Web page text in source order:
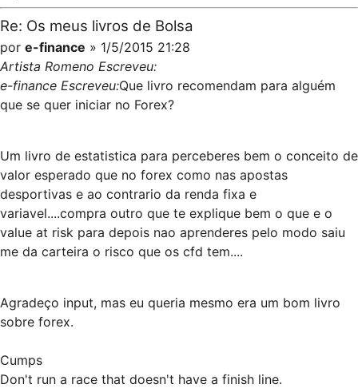
Re: Os meus livros de Bolsa
por e-finance » 1/5/2015 21:28
Artista Romeno Escreveu:
e-finance Escreveu:Que livro recomendam para alguém
que se quer iniciar no Forex?
Um livro de estatistica para perceberes bem o conceito de
valor esperado que no forex como nas apostas
desportivas e ao contrario da renda fixa e
variavel....compra outro que te explique bem o que e o
value at risk para depois nao aprenderes pelo modo saiu
me da carteira o risco que os cfd tem....
Agradeço input, mas eu queria mesmo era um bom livro
sobre forex.
Cumps
Don't run a race that doesn't have a finish line.